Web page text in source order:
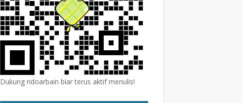
Dukung ridoarbain biar terus aktif menulis!